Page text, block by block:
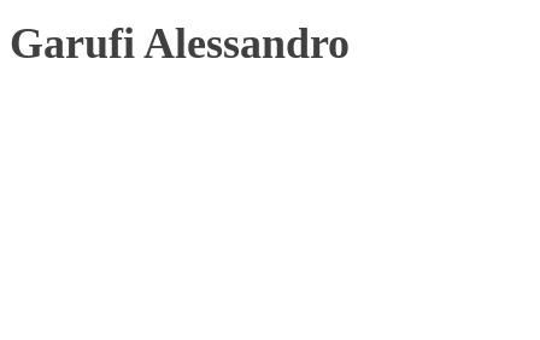
Garufi Alessandro